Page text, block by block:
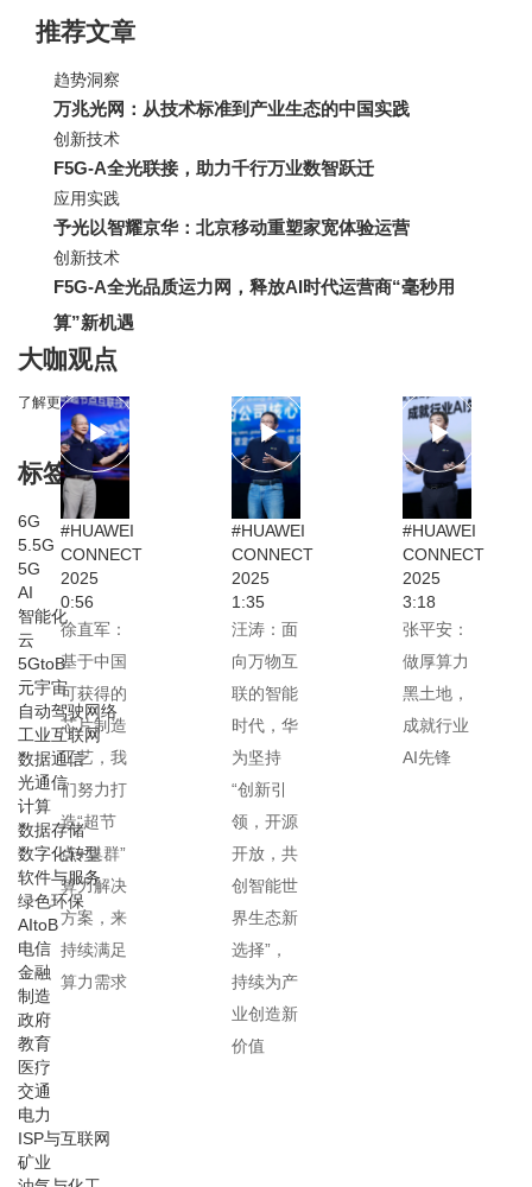
推荐文章
趋势洞察
万兆光网：从技术标准到产业生态的中国实践
创新技术
F5G-A全光联接，助力千行万业数智跃迁
应用实践
予光以智耀京华：北京移动重塑家宽体验运营
创新技术
F5G-A全光品质运力网，释放AI时代运营商“毫秒用
算”新机遇
大咖观点
了解更多
#HUAWEI
CONNECT
2025
0:56
徐直军：
基于中国
可获得的
芯片制造
工艺，我
们努力打
造“超节
点+集群”
算力解决
方案，来
持续满足
算力需求
#HUAWEI
CONNECT
2025
1:35
汪涛：面
向万物互
联的智能
时代，华
为坚持
“创新引
领，开源
开放，共
创智能世
界生态新
选择”，
持续为产
业创造新
价值
#HUAWEI
CONNECT
2025
3:18
张平安：
做厚算力
黑土地，
成就行业
AI先锋
标签
6G
5.5G
5G
AI
智能化
云
5GtoB
元宇宙
自动驾驶网络
工业互联网
数据通信
光通信
计算
数据存储
数字化转型
软件与服务
绿色环保
AItoB
电信
金融
制造
政府
教育
医疗
交通
电力
ISP与互联网
矿业